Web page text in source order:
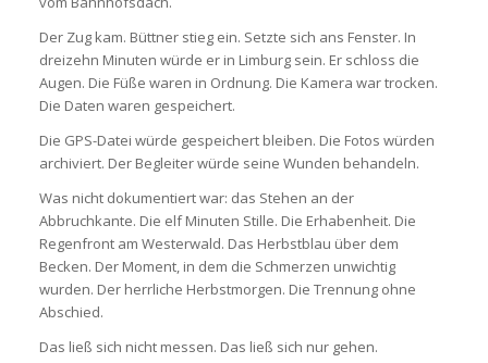
Der Zug kam. Büttner stieg ein. Setzte sich ans Fenster. In
dreizehn Minuten würde er in Limburg sein. Er schloss die
Augen. Die Füße waren in Ordnung. Die Kamera war trocken.
Die Daten waren gespeichert.
Die GPS-Datei würde gespeichert bleiben. Die Fotos würden
archiviert. Der Begleiter würde seine Wunden behandeln.
Was nicht dokumentiert war: das Stehen an der
Abbruchkante. Die elf Minuten Stille. Die Erhabenheit. Die
Regenfront am Westerwald. Das Herbstblau über dem
Becken. Der Moment, in dem die Schmerzen unwichtig
wurden. Der herrliche Herbstmorgen. Die Trennung ohne
Abschied.
Das ließ sich nicht messen. Das ließ sich nur gehen.